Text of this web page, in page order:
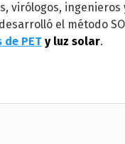
virólogos, ingenieros
el método
PET y luz solar.